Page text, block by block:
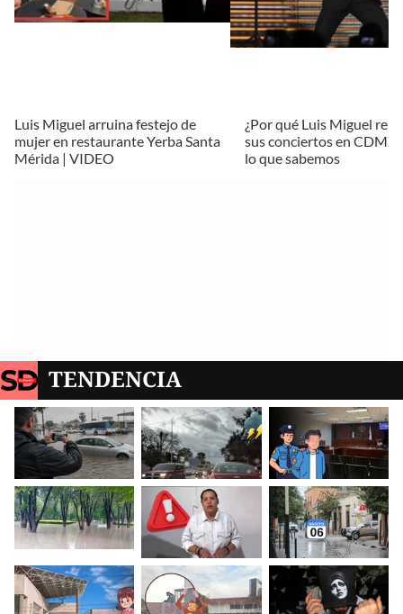
Luis Miguel arruina festejo de
mujer en restaurante Yerba Santa
Mérida | VIDEO
¿Por qué Luis Miguel
sus conciertos en
lo que sabemos
TENDENCIA